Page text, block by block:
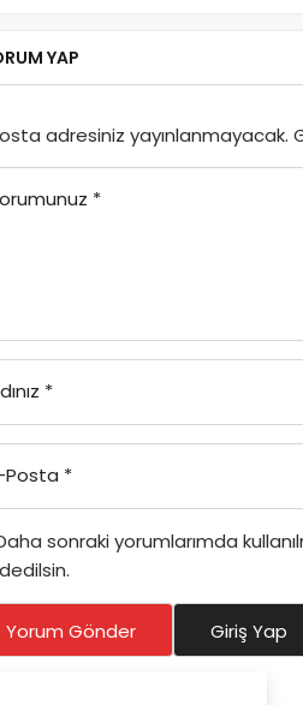
YAP
adresiniz yayınlanmayacak.
*
*
Posta *
sonraki yorumlarımda
Yorum Gönder Giriş Yap